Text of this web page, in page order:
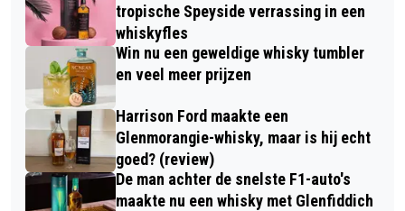
tropische Speyside verrassing in een
whiskyfles
Win nu een geweldige whisky tumbler
en veel meer prijzen
Harrison Ford maakte een
Glenmorangie-whisky, maar is hij echt
goed? (review)
De man achter de snelste F1-auto's
maakte nu een whisky met Glenfiddich